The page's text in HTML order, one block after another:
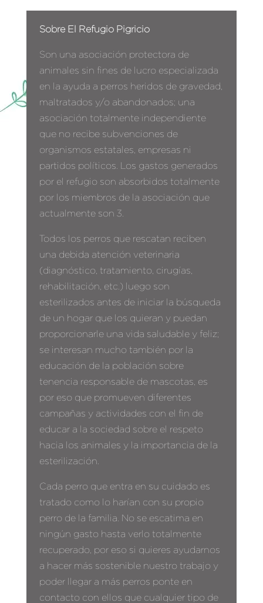
Sobre El Refugio Pigricio
Son una asociación protectora de
animales sin fines de lucro especializada
en la ayuda a perros heridos de gravedad,
maltratados y/o abandonados; una
asociación totalmente independiente
que no recibe subvenciones de
organismos estatales, empresas ni
partidos políticos. Los gastos generados
por el refugio son absorbidos totalmente
por los miembros de la asociación que
actualmente son 3.
Todos los perros que rescatan reciben
una debida atención veterinaria
(diagnóstico, tratamiento, cirugías,
rehabilitación, etc.) luego son
esterilizados antes de iniciar la búsqueda
de un hogar que los quieran y puedan
proporcionarle una vida saludable y feliz;
se interesan mucho también por la
educación de la población sobre
tenencia responsable de mascotas, es
por eso que promueven diferentes
campañas y actividades con el fin de
educar a la sociedad sobre el respeto
hacia los animales y la importancia de la
esterilización.
Cada perro que entra en su cuidado es
tratado como lo harían con su propio
perro de la familia. No se escatima en
ningún gasto hasta verlo totalmente
recuperado, por eso si quieres ayudarnos
a hacer más sostenible nuestro trabajo y
poder llegar a más perros ponte en
contacto con ellos que cualquier tipo de